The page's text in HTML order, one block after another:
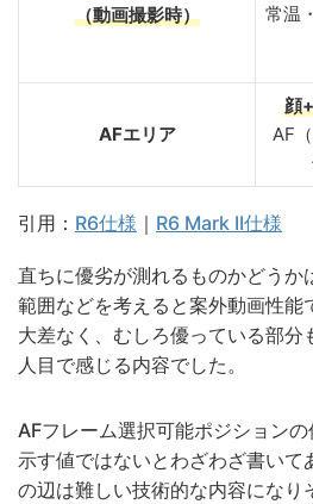
（動画撮影時）
常温
AFエリア
顔
AF
引用： R6仕様 ｜ R6 Mark II仕様
直ちに優劣が測れるものかどうか
範囲などを考えると案外動画性能
大差なく、むしろ優っている部分
人目で感じる内容でした。
AFフレーム選択可能ポジション
示す値ではないとわざわざ書いて
の辺は難しい技術的な内容になり